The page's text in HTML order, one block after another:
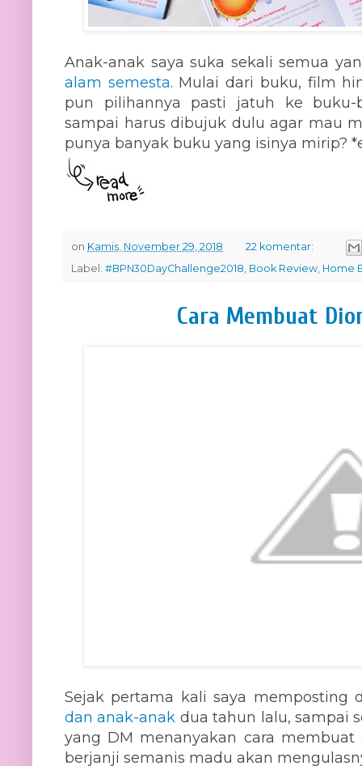
Anak-anak saya suka sekali semua
alam semesta. Mulai dari buku, film
pun pilihannya pasti jatuh ke buku-
sampai harus dibujuk dulu agar mau
punya banyak buku yang isinya mirip?
on Kamis, November 29, 2018
22 komentar:
Label: #BPN30DayChallenge2018, Book Review, Home
Cara Membuat
Sejak pertama kali saya memposting
dan anak-anak dua tahun lalu, sampai
yang DM menanyakan cara
berjanji semanis madu akan